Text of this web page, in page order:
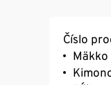
Číslo
Mäkko